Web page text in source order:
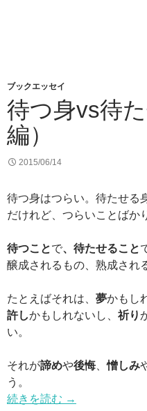
ブックエッセイ
待つ身vs待
編）
2015/06/14
待つ身はつらい。待たせる
だけれど、つらいことばか
待つことで、待たせること
醸成されるもの、熟成され
たとえばそれは、 夢かもし
許しかもしれないし、 祈り
い。
それが諦めや後悔、憎しみ
う。
続きを読む →